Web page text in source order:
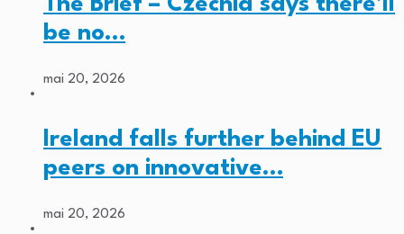
be no…
mai 20, 2026
Ireland falls further behind EU
peers on innovative…
mai 20, 2026